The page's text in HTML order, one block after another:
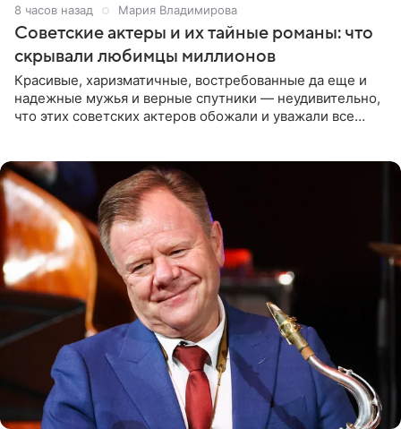
8 часов назад Мария Владимирова
Советские актеры и их тайные романы: что
скрывали любимцы миллионов
Красивые, харизматичные, востребованные да еще и
надежные мужья и верные спутники — неудивительно,
что этих советских актеров обожали и уважали все